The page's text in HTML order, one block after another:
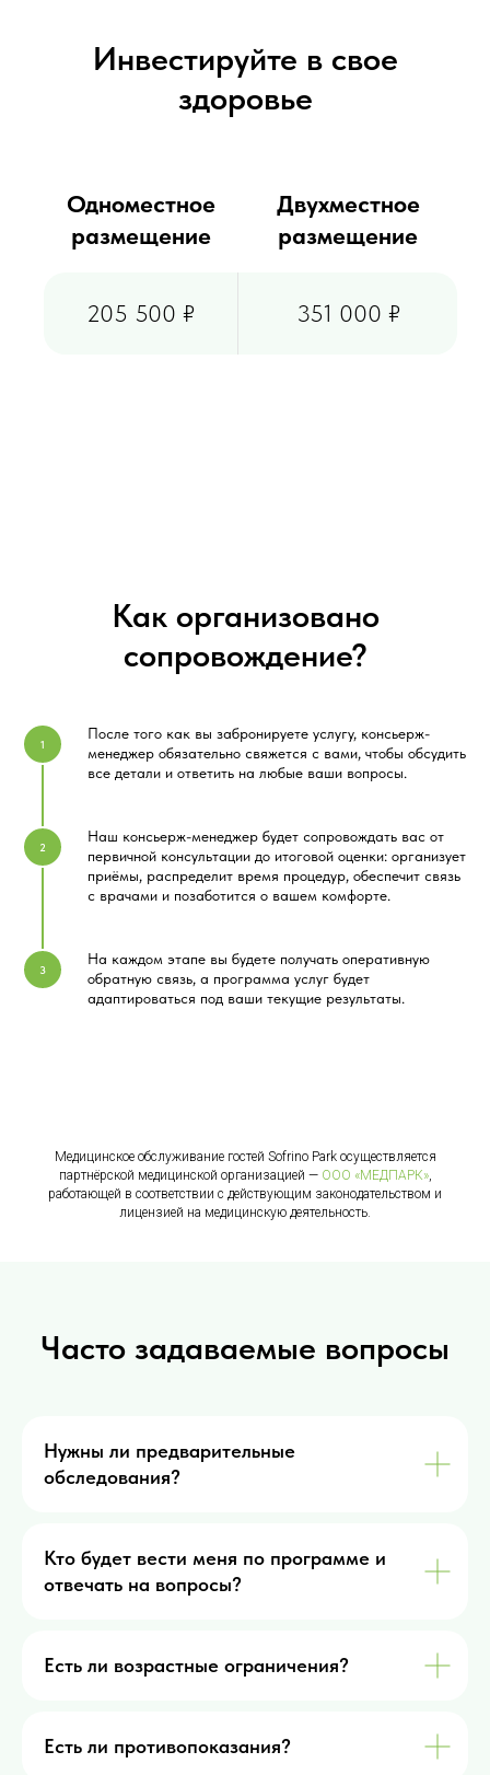
Инвестируйте в свое
здоровье
Одноместное
размещение
Двухместное
размещение
205 500 ₽ 351 000 ₽
Как организовано
сопровождение?
После того как вы забронируете услугу, консьерж-
менеджер обязательно свяжется с вами, чтобы обсудить
все детали и ответить на любые ваши вопросы.
Наш консьерж-менеджер будет сопровождать вас от
первичной консультации до итоговой оценки: организует
приёмы, распределит время процедур, обеспечит связь
с врачами и позаботится о вашем комфорте.
На каждом этапе вы будете получать оперативную
обратную связь, а программа услуг будет
адаптироваться под ваши текущие результаты.
Медицинское обслуживание гостей Sofrino Park осуществляется
партнёрской медицинской организацией — ООО «МЕДПАРК»,
работающей в соответствии с действующим законодательством и
лицензией на медицинскую деятельность.
Часто задаваемые вопросы
Нужны ли предварительные
обследования?
Кто будет вести меня по программе и
отвечать на вопросы?
Есть ли возрастные ограничения?
Есть ли противопоказания?